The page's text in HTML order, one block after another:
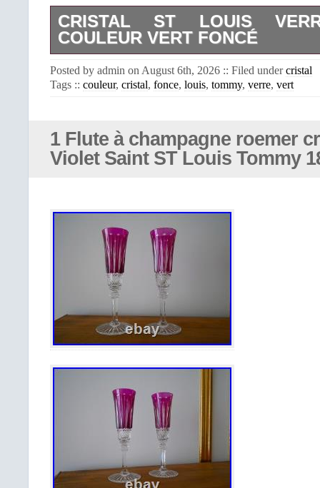
CRISTAL ST LOUIS
COULEUR VERT FONCÉ
foncé. Hauteur 16,5cm, diamètre au
Posted by admin on August 6th, 2026 :: Filed undercristal
Tags :: couleur, cristal, fonce, louis, tommy, verre, vert
1 Flute à champagne roemer
Violet Saint ST Louis Tommy